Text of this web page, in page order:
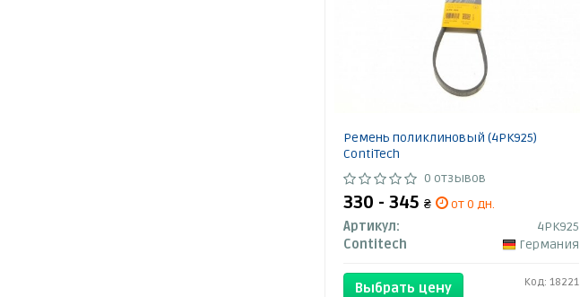
Ремень поликлиновый (4PK925)
ContiTech
0 отзывов
330 - 345 ₴
от 0 дн.
Артикул:
4PK925
Contitech
Германия
Выбрать цену Код: 18221